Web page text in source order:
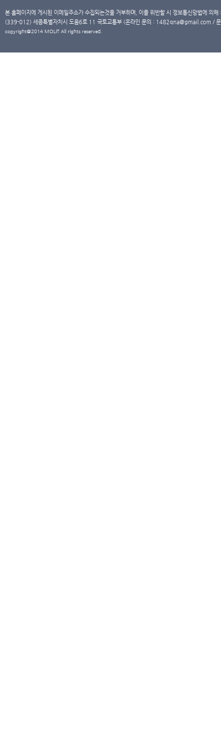
본 홈페이지에 게시된 이메일주소가 수집되는것을 거부하며, 이를 위반할 시 정보통신망법에 의
(339-012) 세종특별자치시 도움6로 11 국토교통부 (온라인 문의 : 1482qna@gmail.com /
copyright@2014 MOLIT All rights reserved.